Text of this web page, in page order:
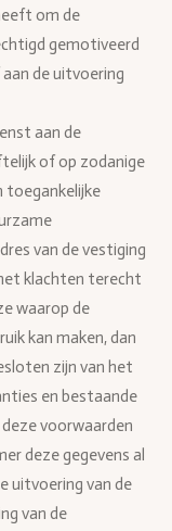
om de
gemotiveerd
de uitvoering
aan de
of op zodanige
toegankelijke
van de vestiging
klachten terecht
waarop de
kan maken, dan
zijn van het
en bestaande
deze voorwaarden
deze gegevens al
uitvoering van de
van de